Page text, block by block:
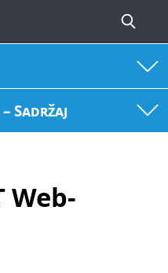
– Sadržaj
Web-